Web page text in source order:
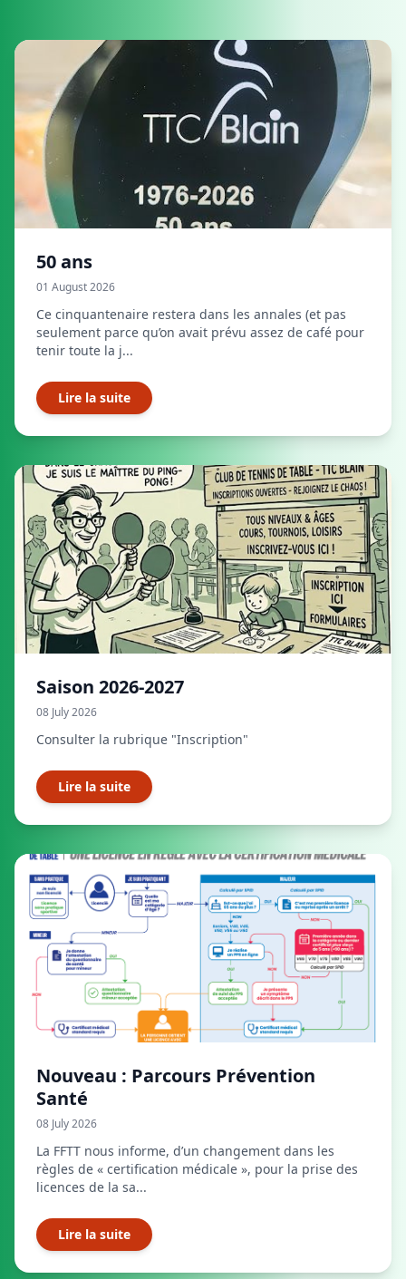
50 ans
01 August 2026
Ce cinquantenaire restera dans les annales (et pas
seulement parce qu’on avait prévu assez de café pour
tenir toute la j...
Lire la suite
Saison 2026-2027
08 July 2026
Consulter la rubrique "Inscription"
Lire la suite
Nouveau : Parcours Prévention
Santé
08 July 2026
La FFTT nous informe, d’un changement dans les
règles de « certification médicale », pour la prise des
licences de la sa...
Lire la suite